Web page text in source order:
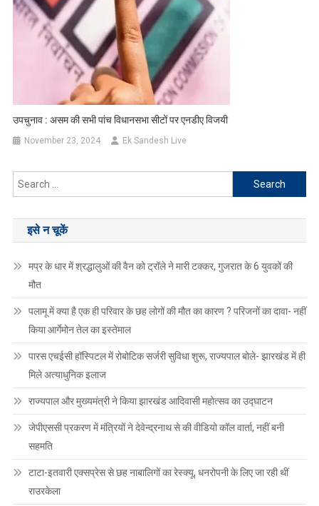
उपचुनाव : असम की सभी पांच विधानसभा सीटों पर एनडीए विजयी
November 23, 2024 Ek Sandesh Live
Search
for:
इसे न चूकें
मप्र के धार में श्रद्धालुओं की वैन को ट्रॉले ने मारी टक्कर, गुजरात के 6 युवकों की
मौत
पलामू में क्या है एक ही परिवार के छह लोगों की मौत का कारण ? परिजनों का दावा- नहीं
किया आर्गेमोन तेल का इस्तेमाल
पारस एचईसी हॉस्पिटल में रोबोटिक सर्जरी सुविधा शुरू, राज्यपाल बोले- झारखंड में ही
मिले अत्याधुनिक इलाज
राज्यपाल और मुख्यमंत्री ने किया झारखंड आदिवासी महोत्सव का उद्घाटन
जेपीएससी प्रकरण में मंत्रियों ने देवेन्द्रनाथ से की वीडियो कॉल वार्ता, नहीं बनी
सहमति
टाटा-इतवारी एक्सप्रेस से छह नाबालिगों का रेस्क्यू, धनरोपनी के लिए जा रही थीं
राउरकेला